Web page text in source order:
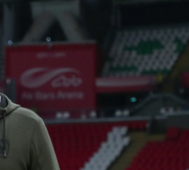
в ЖК «Нова»
с